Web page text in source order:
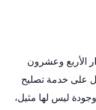
الأربع وعشرون
على خدمة تصليح
ليس لها مثيل،